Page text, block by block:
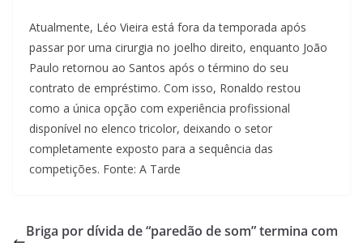
Atualmente, Léo Vieira está fora da temporada após
passar por uma cirurgia no joelho direito, enquanto João
Paulo retornou ao Santos após o término do seu
contrato de empréstimo. Com isso, Ronaldo restou
como a única opção com experiência profissional
disponível no elenco tricolor, deixando o setor
completamente exposto para a sequência das
competições. Fonte: A Tarde
Briga por dívida de “paredão de som” termina com